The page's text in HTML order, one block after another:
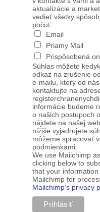
aktualizácie a
vedieť všetky
počuť:
Email
Priamy Mail
Prispôsobená
Súhlas môžete
odkaz na zrušenie
e-mailu, ktorý od
kontaktujte na
informácie budeme
o našich postupoch
nájdete na našej
nižšie vyjadrujete
môžeme spracovať
podmienkami.
We use Mailchimp
clicking below to
that your
Mailchimp for
Mailchimp's privacy